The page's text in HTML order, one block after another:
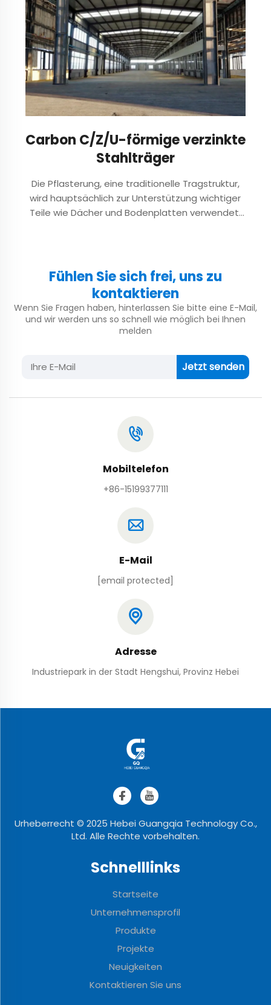
Carbon C/Z/U-förmige verzinkte
Stahlträger
Die Pflasterung, eine traditionelle Tragstruktur,
wird hauptsächlich zur Unterstützung wichtiger
Teile wie Dächer und Bodenplatten verwendet.
Safe...
Fühlen Sie sich frei, uns zu
kontaktieren
Wenn Sie Fragen haben, hinterlassen Sie bitte eine E-Mail,
und wir werden uns so schnell wie möglich bei Ihnen
melden
Jetzt senden
Mobiltelefon
+86-15199377111
E-Mail
[email protected]
Adresse
Industriepark in der Stadt Hengshui, Provinz Hebei
Urheberrecht © 2025 Hebei Guangqia Technology Co.,
Ltd. Alle Rechte vorbehalten.
Schnelllinks
Startseite
Unternehmensprofil
Produkte
Projekte
Neuigkeiten
Kontaktieren Sie uns